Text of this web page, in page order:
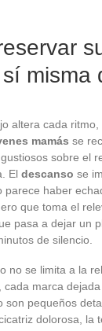
misma
altera cada
mamás se
sobre el
El descanso se
parece haber
que toma el
pasa a dejar un
de silencio.
no se limita a la
cada marca
son pequeños
dolorosa, la